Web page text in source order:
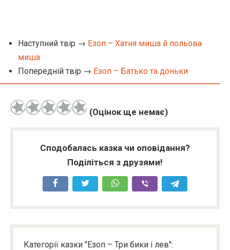
Наступний твір → Езоп – Хатня миша й польова
миша
Попередній твір → Езоп – Батько та доньки
(Оцінок ще немає)
Сподобалась казка чи оповідання?
Поділіться з друзями!
Категорії казки "Езоп – Три бики і лев":